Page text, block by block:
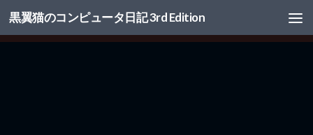
コンテンツへスキップ
黒翼猫のコンピュータ日記 3rd Edition